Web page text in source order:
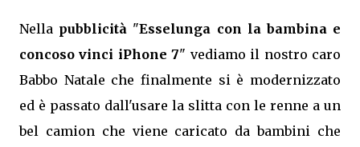
Nella pubblicità "Esselunga con la bambina e
concoso vinci iPhone 7" vediamo il nostro caro
Babbo Natale che finalmente si è modernizzato
ed è passato dall'usare la slitta con le renne a un
bel camion che viene caricato da bambini che